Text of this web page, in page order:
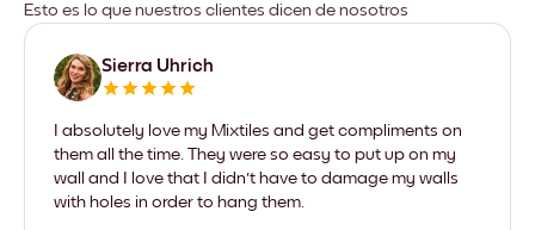
Esto es lo que nuestros clientes dicen de nosotros
Sierra Uhrich
I absolutely love my Mixtiles and get compliments on
them all the time. They were so easy to put up on my
wall and I love that I didn't have to damage my walls
with holes in order to hang them.